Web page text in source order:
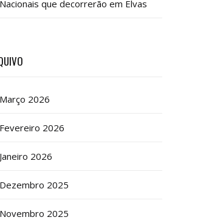
Nacionais que decorrerão em Elvas
Março 2026
Fevereiro 2026
Janeiro 2026
Dezembro 2025
Novembro 2025